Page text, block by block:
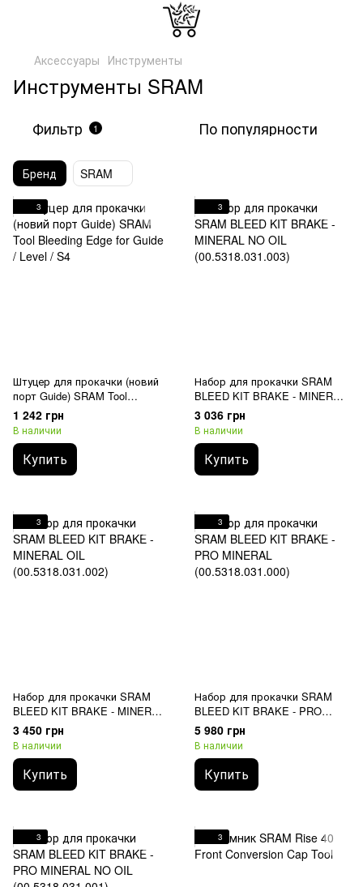
Аксессуары Инструменты
Инструменты SRAM
Фильтр 1 По популярности
Бренд SRAM
3
Штуцер для прокачки (новий
порт Guide) SRAM Tool
Bleeding Edge for Guide / Level /
S4
1 242 грн
В наличии
Купить
3
Набор для прокачки SRAM
BLEED KIT BRAKE - MINERAL
NO OIL (00.5318.031.003)
3 036 грн
В наличии
Купить
3
Набор для прокачки SRAM
BLEED KIT BRAKE - MINERAL
OIL (00.5318.031.002)
3 450 грн
В наличии
Купить
3
Набор для прокачки SRAM
BLEED KIT BRAKE - PRO
MINERAL (00.5318.031.000)
5 980 грн
В наличии
Купить
3 3